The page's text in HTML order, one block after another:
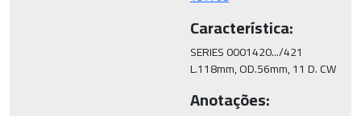
Característica:
SERIES 0001420.../421
Anotações: